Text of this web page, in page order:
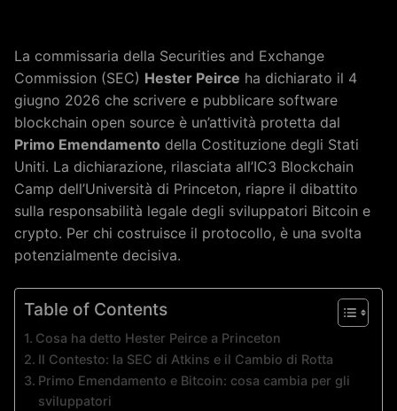
La commissaria della Securities and Exchange
Commission (SEC) Hester Peirce ha dichiarato il 4
giugno 2026 che scrivere e pubblicare software
blockchain open source è un’attività protetta dal
Primo Emendamento della Costituzione degli Stati
Uniti. La dichiarazione, rilasciata all’IC3 Blockchain
Camp dell’Università di Princeton, riapre il dibattito
sulla responsabilità legale degli sviluppatori Bitcoin e
crypto. Per chi costruisce il protocollo, è una svolta
potenzialmente decisiva.
Table of Contents
Cosa ha detto Hester Peirce a Princeton
Il Contesto: la SEC di Atkins e il Cambio di Rotta
Primo Emendamento e Bitcoin: cosa cambia per gli
sviluppatori